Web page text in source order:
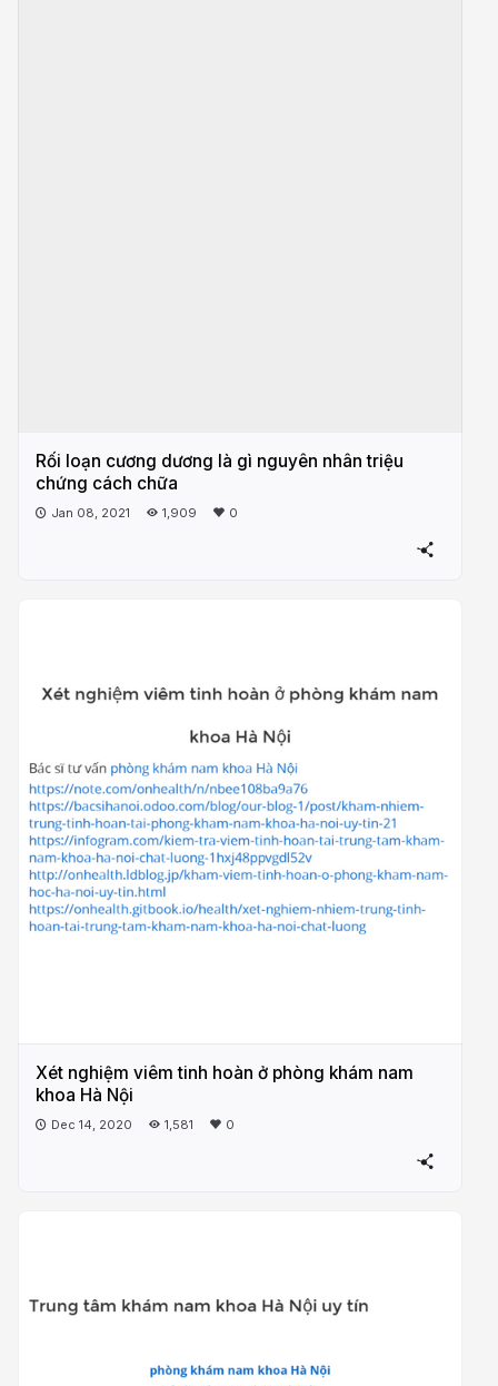
Rối loạn cương dương là gì nguyên nhân triệu
chứng cách chữa
Jan 08, 2021 1,909 0
Xét nghiệm viêm tinh hoàn ở phòng khám nam
khoa Hà Nội
Dec 14, 2020 1,581 0